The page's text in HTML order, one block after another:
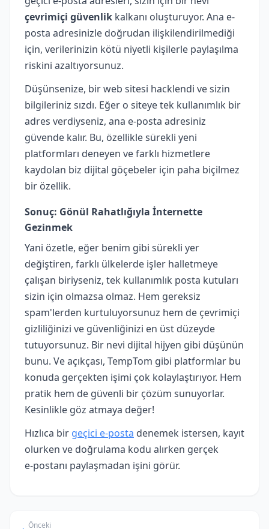
çevrimiçi güvenlik kalkanı oluşturuyor. Ana e-
posta adresinizle doğrudan ilişkilendirilmediği
için, verilerinizin kötü niyetli kişilerle paylaşılma
riskini azaltıyorsunuz.
Düşünsenize, bir web sitesi hacklendi ve sizin
bilgileriniz sızdı. Eğer o siteye tek kullanımlık bir
adres verdiyseniz, ana e-posta adresiniz
güvende kalır. Bu, özellikle sürekli yeni
platformları deneyen ve farklı hizmetlere
kaydolan biz dijital göçebeler için paha biçilmez
bir özellik.
Sonuç: Gönül Rahatlığıyla İnternette
Gezinmek
Yani özetle, eğer benim gibi sürekli yer
değiştiren, farklı ülkelerde işler halletmeye
çalışan biriyseniz, tek kullanımlık posta kutuları
sizin için olmazsa olmaz. Hem gereksiz
spam'lerden kurtuluyorsunuz hem de çevrimiçi
gizliliğinizi ve güvenliğinizi en üst düzeyde
tutuyorsunuz. Bir nevi dijital hijyen gibi düşünün
bunu. Ve açıkçası, TempTom gibi platformlar bu
konuda gerçekten işimi çok kolaylaştırıyor. Hem
pratik hem de güvenli bir çözüm sunuyorlar.
Kesinlikle göz atmaya değer!
Hızlıca bir geçici e‑posta denemek istersen, kayıt
olurken ve doğrulama kodu alırken gerçek
e‑postanı paylaşmadan işini görür.
Önceki